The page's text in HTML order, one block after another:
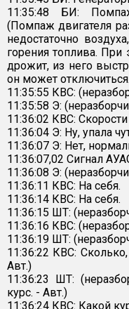
11:35:48 БИ:
(Помпаж двигателя
недостаточно
горения топлива. При
дрожит, из него
он может
11:35:55 КВС:
11:35:58 Э:
11:36:02 КВС:
11:36:04 Э: Ну, упала
11:36:07 Э: Нет,
11:36:07,02 Сигнал
11:36:08 Э:
11:36:11 КВС: На себя.
11:36:14 КВС: На себя.
11:36:15 ШТ:
11:36:16 КВС:
11:36:19 ШТ:
11:36:22 КВС:
Авт.)
11:36:23 ШТ:
курс. - Авт.)
11:36:24 КВС: Какой